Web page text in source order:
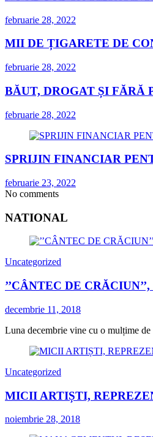
februarie 28, 2022
MII DE ȚIGARETE DE
februarie 28, 2022
BĂUT, DROGAT ȘI FĂRĂ
februarie 28, 2022
SPRIJIN FINANCIAR
februarie 23, 2022
No comments
NATIONAL
Uncategorized
’’CÂNTEC DE
decembrie 11, 2018
Luna decembrie vine cu o mulțime
Uncategorized
MICII ARTIȘTI,
noiembrie 28, 2018